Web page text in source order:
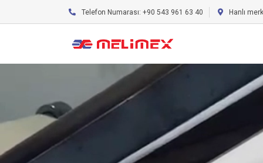
Telefon Numarası: +90 543 961 63 40 Hanlı